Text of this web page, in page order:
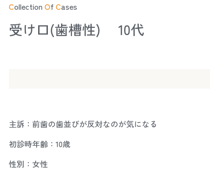
Collection Of Cases
受け口(歯槽性) 10代
主訴：前歯の歯並びが反対なのが気になる
初診時年齢：10歳
性別：女性